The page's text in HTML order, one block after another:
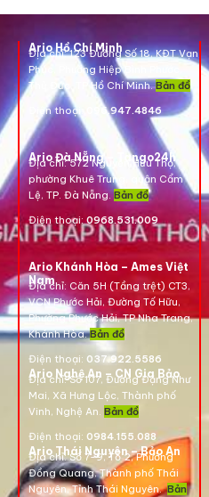
Ario Hồ Chí Minh
Địa chỉ:123 Đường Số 18, KĐT Vạn
Phúc, Phường Hiệp Bình Phước,
Thủ Đức, TP Hồ Chí Minh.Bản đồ
Điện thoại:
096.947.4846
Ario Đà Nẵng – Tango24h
Địa chỉ: 572 Nguyễn Hữu Thọ,
phường Khuê Trung, quận Cẩm
Lệ, TP. Đà Nẵng.Bản đồ
Điện thoại:0968.531.009
Ario Khánh Hòa – Ames Việt
Nam
Địa chỉ: Căn 5H (Tầng trệt) CT3,
VCN Phước Hải, Đường Tố Hữu,
Phường Phước Hải, TP Nha Trang,
Khánh Hòa.Bản đồ
Điện thoại: 037.922.5586
Ario Nghệ An – CN Gia Bảo
Địa chỉ:Số 107, Đường Đặng Như
Mai, Xã Hưng Lộc, Thành phố
Vinh, Nghệ An. Bản đồ
Điện thoại: 0984.155.088
Ario Thái Nguyên – Bảo An
Địa chỉ: Số 7-9, Tổ 2, Phường
Đồng Quang, Thành phố Thái
Nguyên, Tỉnh Thái Nguyên.Bản